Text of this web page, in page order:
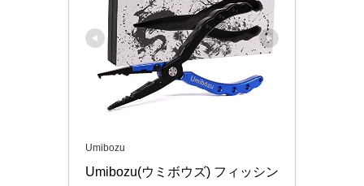
Umibozu
Umibozu(ウミボウズ) フィッシン